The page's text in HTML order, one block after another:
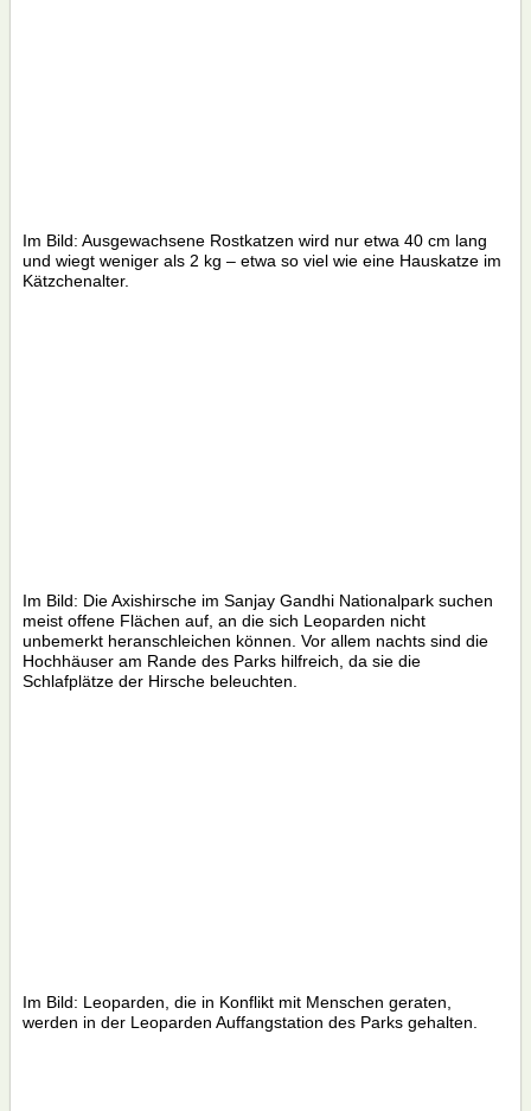
Im Bild: Ausgewachsene Rostkatzen wird nur etwa 40 cm lang
und wiegt weniger als 2 kg – etwa so viel wie eine Hauskatze im
Kätzchenalter.
Im Bild: Die Axishirsche im Sanjay Gandhi Nationalpark suchen
meist offene Flächen auf, an die sich Leoparden nicht
unbemerkt heranschleichen können. Vor allem nachts sind die
Hochhäuser am Rande des Parks hilfreich, da sie die
Schlafplätze der Hirsche beleuchten.
Im Bild: Leoparden, die in Konflikt mit Menschen geraten,
werden in der Leoparden Auffangstation des Parks gehalten.